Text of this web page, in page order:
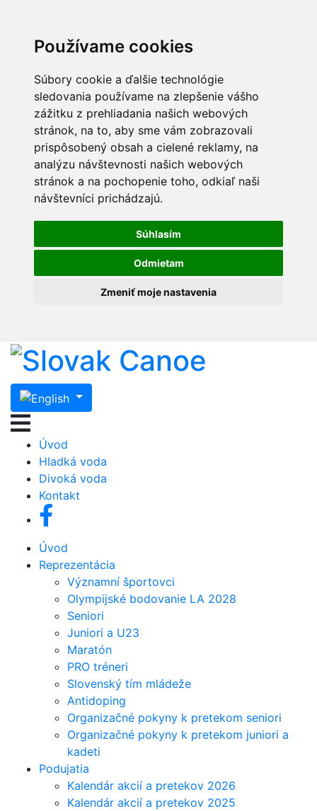
Používame cookies
Súbory cookie a ďalšie technológie
sledovania používame na zlepšenie vášho
zážitku z prehliadania našich webových
stránok, na to, aby sme vám zobrazovali
prispôsobený obsah a cielené reklamy, na
analýzu návštevnosti našich webových
stránok a na pochopenie toho, odkiaľ naši
návštevníci prichádzajú.
Súhlasím
Odmietam
Zmeniť moje nastavenia
Úvod
Hladká voda
Divoká voda
Kontakt
Úvod
Reprezentácia
Významní športovci
Olympijské bodovanie LA 2028
Seniori
Juniori a U23
Maratón
PRO tréneri
Slovenský tím mládeže
Antidoping
Organizačné pokyny k pretekom seniori
Organizačné pokyny k pretekom juniori a
kadeti
Podujatia
Kalendár akcií a pretekov 2026
Kalendár akcií a pretekov 2025